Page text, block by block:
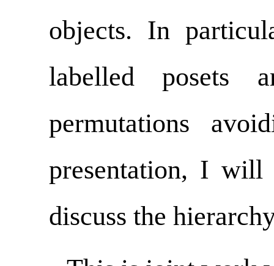
objects. In
labelled posets
permutations
presentation, I
discuss the